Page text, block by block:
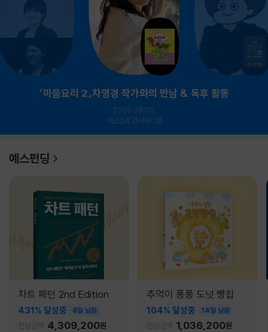
『마음요리 2』차영경 작가와의 만남 & 독후 활동
2026.09.05.
예스24 강서NC점
예스펀딩
차트 패턴 2nd Edition
431% 달성중 8일 남음
펀딩금액 4,309,200원
추억이 퐁퐁 도넛 빵집
104% 달성중 14일 남음
펀딩금액 1,036,200원